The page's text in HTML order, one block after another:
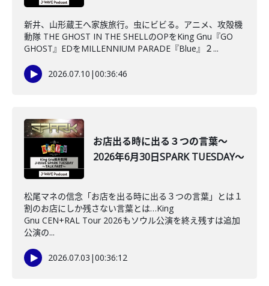
新井、山形蔵王へ家族旅行。虫にビビる。アニメ、攻殻機
動隊 THE GHOST IN THE SHELLのOPをKing Gnu『GO
GHOST』EDをMILLENNIUM PARADE『Blue』２...
2026.07.10 |00:36:46
お店出る時に出る３つの言葉～
2026年6月30日SPARK TUESDAY～
松尾マネの信念「お店を出る時に出る３つの言葉」とは１
割のお店にしか残さない言葉とは…King
Gnu CEN+RAL Tour 2026もソウル公演を終え残すは追加
公演の...
2026.07.03 |00:36:12